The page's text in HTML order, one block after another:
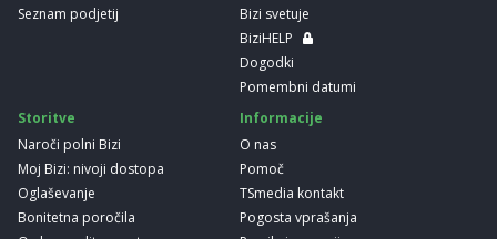
Seznam podjetij
Bizi svetuje
BiziHELP
Dogodki
Pomembni datumi
Storitve
Naroči polni Bizi
Moj Bizi: nivoji dostopa
Oglaševanje
Bonitetna poročila
Informacije
O nas
Pomoč
TSmedia kontakt
Pogosta vprašanja